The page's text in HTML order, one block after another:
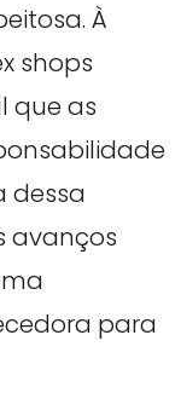
À
shops
que as
dessa
avanços
para